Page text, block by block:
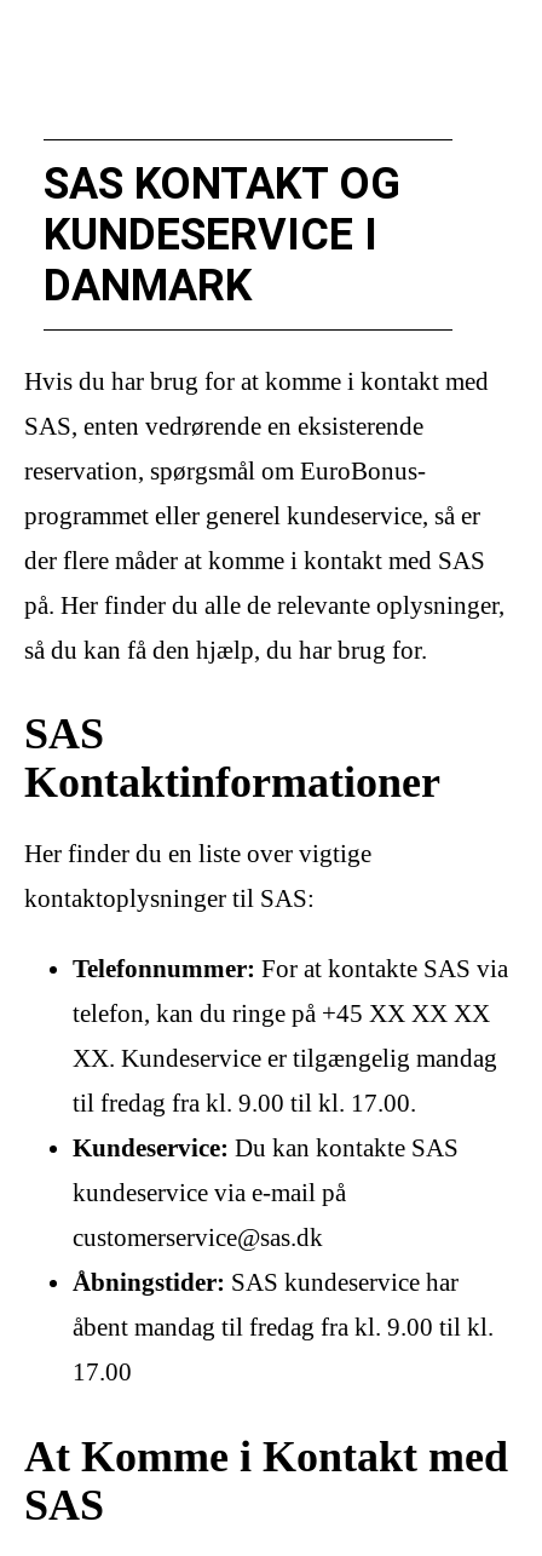
SAS KONTAKT OG
KUNDESERVICE I
DANMARK
Hvis du har brug for at komme i kontakt med
SAS, enten vedrørende en eksisterende
reservation, spørgsmål om EuroBonus-
programmet eller generel kundeservice, så er
der flere måder at komme i kontakt med SAS
på. Her finder du alle de relevante oplysninger,
så du kan få den hjælp, du har brug for.
SAS
Kontaktinformationer
Her finder du en liste over vigtige
kontaktoplysninger til SAS:
Telefonnummer: For at kontakte SAS via
telefon, kan du ringe på +45 XX XX XX
XX. Kundeservice er tilgængelig mandag
til fredag ​​fra kl. 9.00 til kl. 17.00.
Kundeservice: Du kan kontakte SAS
kundeservice via e-mail på
customerservice@sas.dk
Åbningstider: SAS kundeservice har
åbent mandag til fredag ​​fra kl. 9.00 til kl.
17.00
At Komme i Kontakt med
SAS